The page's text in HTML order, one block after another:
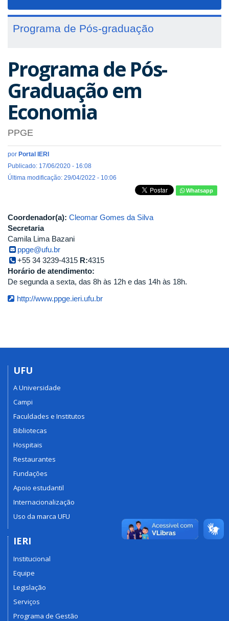
Programa de Pós-graduação
Programa de Pós-
Graduação em
Economia
PPGE
por Portal IERI
Publicado: 17/06/2020 - 16:08
Última modificação: 29/04/2022 - 10:06
Whatsapp
Coordenador(a): Cleomar Gomes da Silva
Secretaria
Camila Lima Bazani
ppge@ufu.br
+55 34 3239-4315 R:4315
Horário de atendimento:
De segunda a sexta, das 8h às 12h e das 14h às 18h.
http://www.ppge.ieri.ufu.br
UFU
A Universidade
Campi
Faculdades e Institutos
Bibliotecas
Hospitais
Restaurantes
Fundações
Apoio estudantil
Internacionalização
Uso da marca UFU
IERI
Institucional
Equipe
Legislação
Serviços
Programa de Gestão